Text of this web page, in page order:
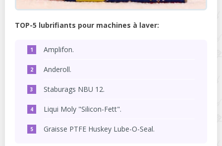
TOP-5 lubrifiants pour machines à laver:
Amplifon.
Anderoll.
Staburags NBU 12.
Liqui Moly "Silicon-Fett".
Graisse PTFE Huskey Lube-O-Seal.